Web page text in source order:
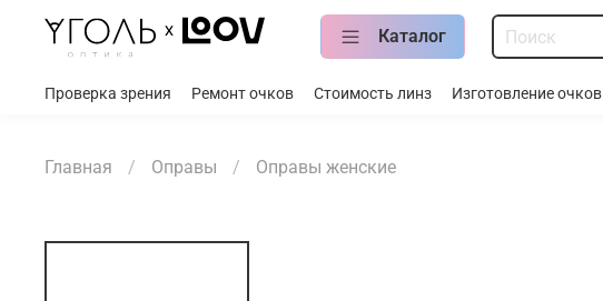
Каталог
Проверка зрения Ремонт очков Стоимость линз Изготовление очков
Главная Оправы Оправы женские